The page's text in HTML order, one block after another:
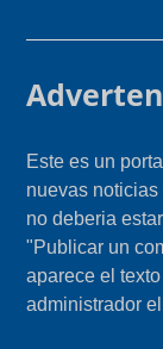
Este es un
nuevas
no deberia
"Publicar un
aparece el
administrador